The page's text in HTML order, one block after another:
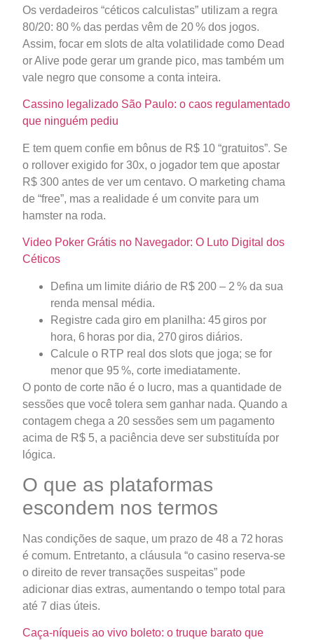
Os verdadeiros “céticos calculistas” utilizam a regra
80/20: 80 % das perdas vêm de 20 % dos jogos.
Assim, focar em slots de alta volatilidade como Dead
or Alive pode gerar um grande pico, mas também um
vale negro que consome a conta inteira.
Cassino legalizado São Paulo: o caos regulamentado
que ninguém pediu
E tem quem confie em bônus de R$ 10 “gratuitos”. Se
o rollover exigido for 30x, o jogador tem que apostar
R$ 300 antes de ver um centavo. O marketing chama
de “free”, mas a realidade é um convite para um
hamster na roda.
Video Poker Grátis no Navegador: O Luto Digital dos
Céticos
Defina um limite diário de R$ 200 – 2 % da sua
renda mensal média.
Registre cada giro em planilha: 45 giros por
hora, 6 horas por dia, 270 giros diários.
Calcule o RTP real dos slots que joga; se for
menor que 95 %, corte imediatamente.
O ponto de corte não é o lucro, mas a quantidade de
sessões que você tolera sem ganhar nada. Quando a
contagem chega a 20 sessões sem um pagamento
acima de R$ 5, a paciência deve ser substituída por
lógica.
O que as plataformas
escondem nos termos
Nas condições de saque, um prazo de 48 a 72 horas
é comum. Entretanto, a cláusula “o casino reserva-se
o direito de rever transações suspeitas” pode
adicionar dias extras, aumentando o tempo total para
até 7 dias úteis.
Caça-níqueis ao vivo boleto: o truque barato que